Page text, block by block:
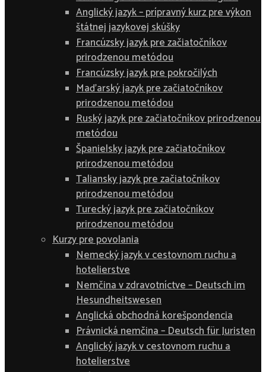
Anglický jazyk – prípravný kurz pre výkon
štátnej jazykovej skúšky
Francúzsky jazyk pre začiatočníkov
prirodzenou metódou
Francúzsky jazyk pre pokročilých
Maďarský jazyk pre začiatočníkov
prirodzenou metódou
Ruský jazyk pre začiatočníkov prirodzenou
metódou
Španielsky jazyk pre začiatočníkov
prirodzenou metódou
Taliansky jazyk pre začiatočníkov
prirodzenou metódou
Turecký jazyk pre začiatočníkov
prirodzenou metódou
Kurzy pre povolania
Nemecký jazyk v cestovnom ruchu a
hotelierstve
Nemčina v zdravotníctve – Deutsch im
Hesundheitswesen
Anglická obchodná korešpondencia
Právnická nemčina – Deutsch für Juristen
Anglický jazyk v cestovnom ruchu a
hotelierstve